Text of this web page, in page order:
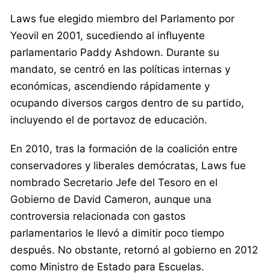
Laws fue elegido miembro del Parlamento por
Yeovil en 2001, sucediendo al influyente
parlamentario Paddy Ashdown. Durante su
mandato, se centró en las políticas internas y
económicas, ascendiendo rápidamente y
ocupando diversos cargos dentro de su partido,
incluyendo el de portavoz de educación.
En 2010, tras la formación de la coalición entre
conservadores y liberales demócratas, Laws fue
nombrado Secretario Jefe del Tesoro en el
Gobierno de David Cameron, aunque una
controversia relacionada con gastos
parlamentarios le llevó a dimitir poco tiempo
después. No obstante, retornó al gobierno en 2012
como Ministro de Estado para Escuelas.